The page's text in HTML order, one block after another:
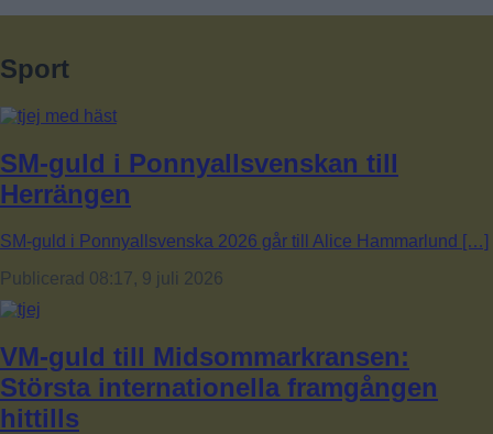
Sport
SM-guld i Ponnyallsvenskan till
Herrängen
SM-guld i Ponnyallsvenska 2026 går till Alice Hammarlund […]
Publicerad 08:17, 9 juli 2026
VM-guld till Midsommarkransen:
Största internationella framgången
hittills